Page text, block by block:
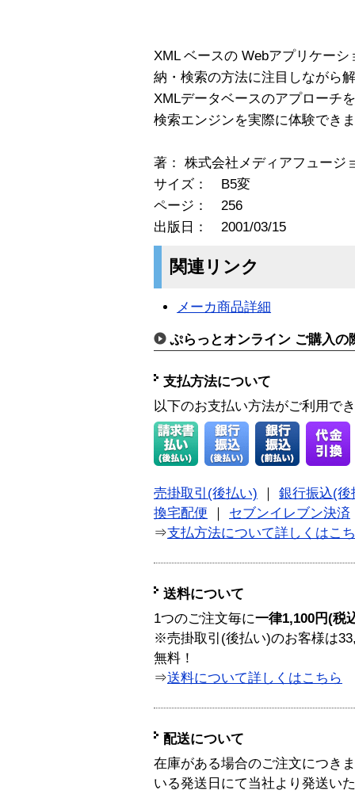
XML ベースの Webアプリケー
納・検索の方法に注目しながら
XMLデータベースのアプローチ
検索エンジンを実際に体験でき
著： 株式会社メディアフュージ
サイズ： B5変
ページ： 256
出版日： 2001/03/15
関連リンク
メーカ商品詳細
ぷらっとオンライン ご購入の
支払方法について
以下のお支払い方法がご利用で
売掛取引(後払い)
銀行振込(後
換宅配便
セブンイレブン決済
⇒支払方法について詳しくはこ
送料について
1つのご注文毎に一律1,100円(税
※売掛取引(後払い)のお客様は
無料！
⇒送料について詳しくはこちら
配送について
在庫がある場合のご注文につき
いる発送日にて当社より発送い